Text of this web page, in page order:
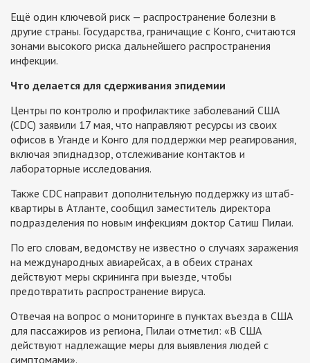
Ещё один ключевой риск — распространение болезни в
другие страны. Государства, граничащие с Конго, считаются
зонами высокого риска дальнейшего распространения
инфекции.
Что делается для сдерживания эпидемии
Центры по контролю и профилактике заболеваний США
(CDC) заявили 17 мая, что направляют ресурсы из своих
офисов в Уганде и Конго для поддержки мер реагирования,
включая эпиднадзор, отслеживание контактов и
лабораторные исследования.
Также CDC направит дополнительную поддержку из штаб-
квартиры в Атланте, сообщил заместитель директора
подразделения по новым инфекциям доктор Сатиш Пилаи.
По его словам, ведомству не известно о случаях заражения
на международных авиарейсах, а в обеих странах
действуют меры скрининга при выезде, чтобы
предотвратить распространение вируса.
Отвечая на вопрос о мониторинге в пунктах въезда в США
для пассажиров из региона, Пилаи отметил: «В США
действуют надлежащие меры для выявления людей с
симптомами».